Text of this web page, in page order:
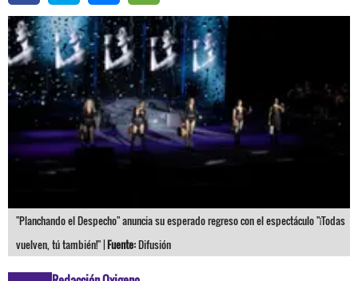
"Planchando el Despecho" anuncia su esperado regreso con el espectáculo "¡Todas
vuelven, tú también!" |Fuente:Difusión